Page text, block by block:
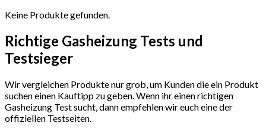
Keine Produkte gefunden.
Richtige Gasheizung Tests und
Testsieger
Wir vergleichen Produkte nur grob, um Kunden die ein Produkt
suchen einen Kauftipp zu geben. Wenn ihr einen richtigen
Gasheizung Test sucht, dann empfehlen wir euch eine der
offiziellen Testseiten.